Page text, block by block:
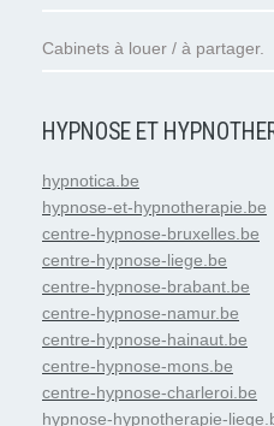
Cabinets à louer / à partager.
HYPNOSE ET
hypnotica.be
hypnose-et-hypnotherapie.be
centre-hypnose-bruxelles.be
centre-hypnose-liege.be
centre-hypnose-brabant.be
centre-hypnose-namur.be
centre-hypnose-hainaut.be
centre-hypnose-mons.be
centre-hypnose-charleroi.be
hypnose-hypnotherapie-